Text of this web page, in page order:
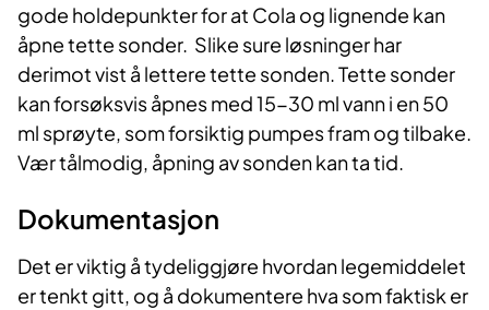
gode holdepunkter for at Cola og lignende kan
åpne tette sonder. Slike sure løsninger har
derimot vist å lettere tette sonden. Tette sonder
kan forsøksvis åpnes med 15-30 ml vann i en 50
ml sprøyte, som forsiktig pumpes fram og tilbake.
Vær tålmodig, åpning av sonden kan ta tid.
Dokumentasjon
Det er viktig å tydeliggjøre hvordan legemiddelet
er tenkt gitt, og å dokumentere hva som faktisk er